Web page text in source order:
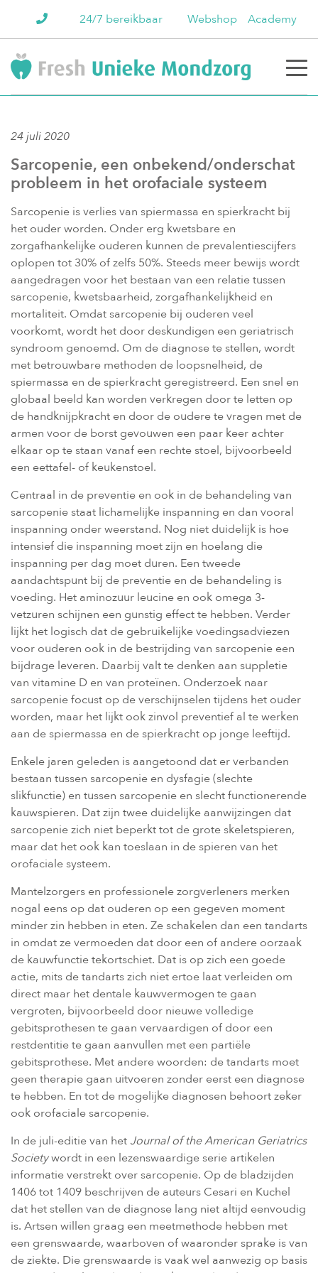
24/7 bereikbaar Webshop Academy
24 juli 2020
Sarcopenie, een onbekend/onderschat
probleem in het orofaciale systeem
Sarcopenie is verlies van spiermassa en spierkracht bij
het ouder worden. Onder erg kwetsbare en
zorgafhankelijke ouderen kunnen de prevalentiescijfers
oplopen tot 30% of zelfs 50%. Steeds meer bewijs wordt
aangedragen voor het bestaan van een relatie tussen
sarcopenie, kwetsbaarheid, zorgafhankelijkheid en
mortaliteit. Omdat sarcopenie bij ouderen veel
voorkomt, wordt het door deskundigen een geriatrisch
syndroom genoemd. Om de diagnose te stellen, wordt
met betrouwbare methoden de loopsnelheid, de
spiermassa en de spierkracht geregistreerd. Een snel en
globaal beeld kan worden verkregen door te letten op
de handknijpkracht en door de oudere te vragen met de
armen voor de borst gevouwen een paar keer achter
elkaar op te staan vanaf een rechte stoel, bijvoorbeeld
een eettafel- of keukenstoel.
Centraal in de preventie en ook in de behandeling van
sarcopenie staat lichamelijke inspanning en dan vooral
inspanning onder weerstand. Nog niet duidelijk is hoe
intensief die inspanning moet zijn en hoelang die
inspanning per dag moet duren. Een tweede
aandachtspunt bij de preventie en de behandeling is
voeding. Het aminozuur leucine en ook omega 3-
vetzuren schijnen een gunstig effect te hebben. Verder
lijkt het logisch dat de gebruikelijke voedingsadviezen
voor ouderen ook in de bestrijding van sarcopenie een
bijdrage leveren. Daarbij valt te denken aan suppletie
van vitamine D en van proteïnen. Onderzoek naar
sarcopenie focust op de verschijnselen tijdens het ouder
worden, maar het lijkt ook zinvol preventief al te werken
aan de spiermassa en de spierkracht op jonge leeftijd.
Enkele jaren geleden is aangetoond dat er verbanden
bestaan tussen sarcopenie en dysfagie (slechte
slikfunctie) en tussen sarcopenie en slecht functionerende
kauwspieren. Dat zijn twee duidelijke aanwijzingen dat
sarcopenie zich niet beperkt tot de grote skeletspieren,
maar dat het ook kan toeslaan in de spieren van het
orofaciale systeem.
Mantelzorgers en professionele zorgverleners merken
nogal eens op dat ouderen op een gegeven moment
minder zin hebben in eten. Ze schakelen dan een tandarts
in omdat ze vermoeden dat door een of andere oorzaak
de kauwfunctie tekortschiet. Dat is op zich een goede
actie, mits de tandarts zich niet ertoe laat verleiden om
direct maar het dentale kauwvermogen te gaan
vergroten, bijvoorbeeld door nieuwe volledige
gebitsprothesen te gaan vervaardigen of door een
restdentitie te gaan aanvullen met een partiële
gebitsprothese. Met andere woorden: de tandarts moet
geen therapie gaan uitvoeren zonder eerst een diagnose
te hebben. En tot de mogelijke diagnosen behoort zeker
ook orofaciale sarcopenie.
In de juli-editie van het Journal of the American Geriatrics
Societywordt in een lezenswaardige serie artikelen
informatie verstrekt over sarcopenie. Op de bladzijden
1406 tot 1409 beschrijven de auteurs Cesari en Kuchel
dat het stellen van de diagnose lang niet altijd eenvoudig
is. Artsen willen graag een meetmethode hebben met
een grenswaarde, waarboven of waaronder sprake is van
de ziekte. Die grenswaarde is vaak wel aanwezig op basis